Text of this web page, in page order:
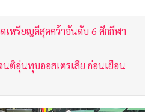
เหรียญดีสุดคว้าอันดับ 6 ศึกกีฬา
นติอุ่นทุบออสเตรเลีย ก่อนเยือน